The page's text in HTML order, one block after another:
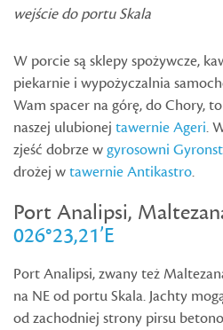
wejście do portu Skala
W porcie są sklepy spożywcze,
piekarnie i wypożyczalnia
Wam spacer na górę, do Chory,
naszej ulubionej tawernie Ageri.
zjeść dobrze wgyrosowni
drożej wtawernie Antikastro.
Port Analipsi,
026°23,21’E
Port Analipsi, zwany też
na NE od portu Skala. Jachty
od zachodniej strony pirsu